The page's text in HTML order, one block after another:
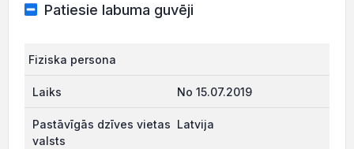
Patiesie labuma guvēji
Fiziska persona
No 15.07.2019
Latvija